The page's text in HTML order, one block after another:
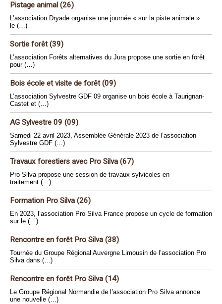
Pistage animal (26)
L’association Dryade organise une journée « sur la piste animale »
le (…)
Sortie forêt (39)
L’association Forêts alternatives du Jura propose une sortie en forêt
pour (…)
Bois école et visite de forêt (09)
L’association Sylvestre GDF 09 organise un bois école à Taurignan-
Castet et (…)
AG Sylvestre 09 (09)
Samedi 22 avril 2023, Assemblée Générale 2023 de l’association
Sylvestre GDF (…)
Travaux forestiers avec Pro Silva (67)
Pro Silva propose une session de travaux sylvicoles en
traitement (…)
Formation Pro Silva (26)
En 2023, l’association Pro Silva France propose un cycle de formation
sur le (…)
Rencontre en forêt Pro Silva (38)
Tournée du Groupe Régional Auvergne Limousin de l’association Pro
Silva dans (…)
Rencontre en forêt Pro Silva (14)
Le Groupe Régional Normandie de l’association Pro Silva annonce
une nouvelle (…)